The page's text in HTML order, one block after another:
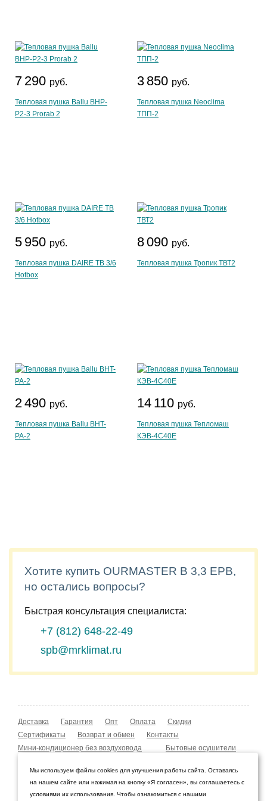
7 290 руб.
Тепловая пушка Ballu BHP-
P2-3 Prorab 2
3 850 руб.
Тепловая пушка Neoclima
ТПП-2
5 950 руб.
Тепловая пушка DAIRE ТВ 3/6
Hotbox
8 090 руб.
Тепловая пушка Тропик ТВТ2
2 490 руб.
Тепловая пушка Ballu BHT-
PA-2
14 110 руб.
Тепловая пушка Тепломаш
КЭВ-4С40Е
Хотите купить OURMASTER B 3,3 EPB,
но остались вопросы?
Быстрая консультация специалиста:
+7 (812) 648-22-49
spb@mrklimat.ru
Доставка Гарантия Опт Оплата
Скидки
Сертификаты
Возврат и обмен
Контакты
Мини-кондиционер без воздуховода
Бытовые осушители
Мобильные кондиционеры
Охладители воздуха
Мойка воздуха Boneco W210
Мы используем файлы cookies для улучшения работы сайта. Оставаясь
на нашем сайте или нажимая на кнопку «Я согласен», вы соглашаетесь с
условиями их использования. Чтобы ознакомиться с нашими